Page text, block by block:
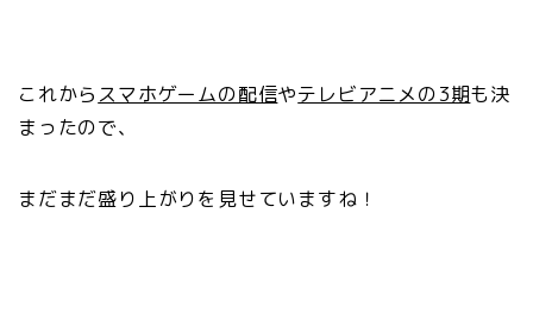
これから スマホゲームの配信やテレビアニメの3期も決
まったので、
まだまだ盛り上がりを見せていますね！